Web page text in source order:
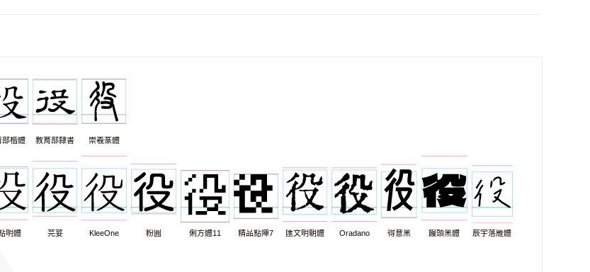
部楷體 教育部隸書 崇羲篆體
明體 芫荽 KleeOne 粉圓 俐方體11 精品點陣7 匯文明朝體 Oradano 得意黑 饅頭黑體 辰宇落雁體